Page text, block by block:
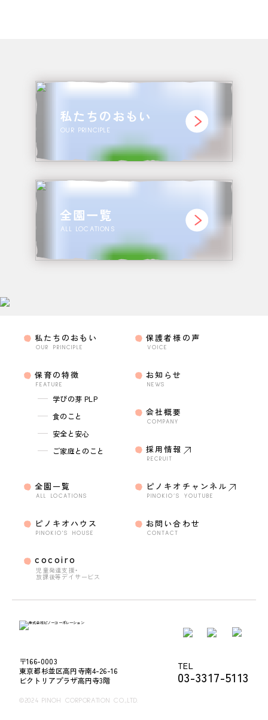
私たちのおもい
OUR PRINCIPLE
全園一覧
ALL LOCATIONS
〒166-0003
東京都杉並区高円寺南4-26-16
ビクトリアプラザ高円寺3階
TEL
03-3317-5113
©2024 PINOH CORPORATION CO.,LTD.
私たちのおもい
OUR PRINCIPLE
保育の特徴
FEATURE
学びの芽 PLP
食のこと
安全と安心
ご家庭とのこと
全園一覧
ALL LOCATIONS
ピノキオハウス
PINOKIO'S HOUSE
cocoiro
児童発達支援・
放課後等デイサービス
保護者様の声
VOICE
お知らせ
NEWS
会社概要
COMPANY
採用情報
RECRUIT
ピノキオチャンネル
PINOKIO’S YOUTUBE
お問い合わせ
CONTACT